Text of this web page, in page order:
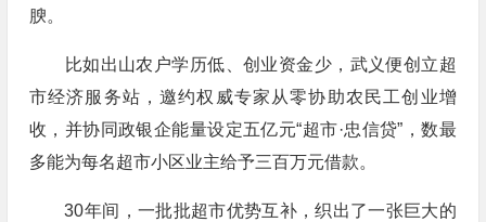
腴。
比如出山农户学历低、创业资金少，武义便创立超
市经济服务站，邀约权威专家从零协助农民工创业增
收，并协同政银企能量设定五亿元“超市·忠信贷”，数最
多能为每名超市小区业主给予三百万元借款。
30年间，一批批超市优势互补，织出了一张巨大的